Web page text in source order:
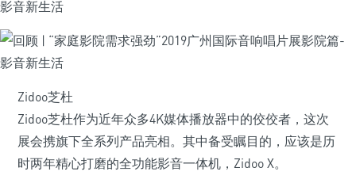
Zidoo芝杜
Zidoo芝杜作为近年众多4K媒体播放器中的佼佼者，这次
展会携旗下全系列产品亮相。其中备受瞩目的，应该是历
时两年精心打磨的全功能影音一体机，Zidoo X。